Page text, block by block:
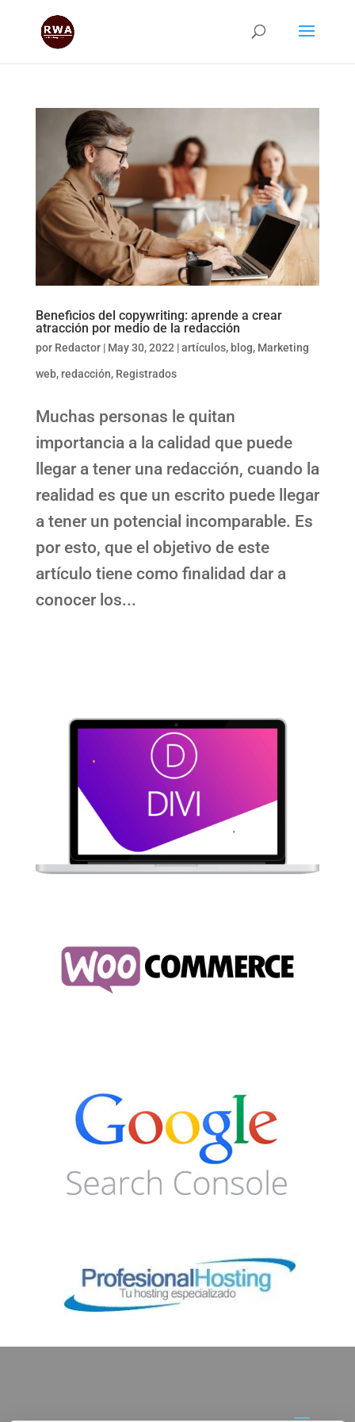
Beneficios del copywriting: aprende a crear
atracción por medio de la redacción
por Redactor| May 30, 2022 |artículos, blog, Marketing
web, redacción, Registrados
Muchas personas le quitan
importancia a la calidad que puede
llegar a tener una redacción, cuando la
realidad es que un escrito puede llegar
a tener un potencial incomparable. Es
por esto, que el objetivo de este
artículo tiene como finalidad dar a
conocer los...